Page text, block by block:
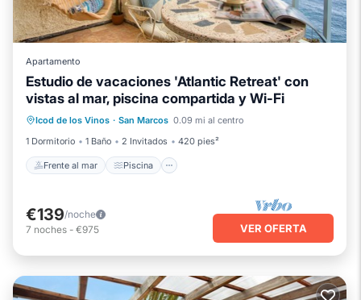
Apartamento
Estudio de vacaciones 'Atlantic Retreat' con
vistas al mar, piscina compartida y Wi-Fi
Icod de los Vinos · San Marcos 0.09 mi al centro
1 Dormitorio
1 Baño 2 Invitados 420 pies²
Frente al mar Piscina
Frente al mar Piscina
Vista al mar
Balcón/Terraza
€139/noche
7 noches - €975 VER OFERTA